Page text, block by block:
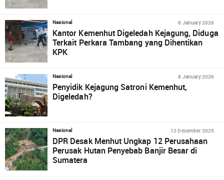
Nasional 8 January 2026
Kantor Kemenhut Digeledah Kejagung, Diduga
Terkait Perkara Tambang yang Dihentikan
KPK
Nasional 8 January 2026
Penyidik Kejagung Satroni Kemenhut,
Digeledah?
Nasional 12 December 2025
DPR Desak Menhut Ungkap 12 Perusahaan
Perusak Hutan Penyebab Banjir Besar di
Sumatera